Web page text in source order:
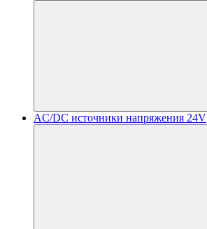
AC/DC источники напряжения 24V